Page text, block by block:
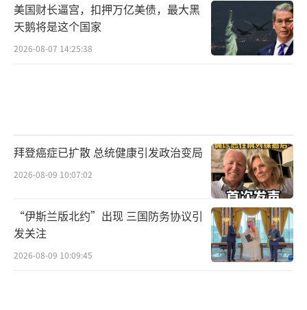
美国财长逼宫，扣押万亿美债，最大黑
天鹅将是这个国家
2026-08-07 14:25:38
拜登癌症已扩散 总统健康引发政治变局
2026-08-09 10:07:02
“伊斯兰版北约”出现 三国防务协议引
发关注
2026-08-09 10:09:45